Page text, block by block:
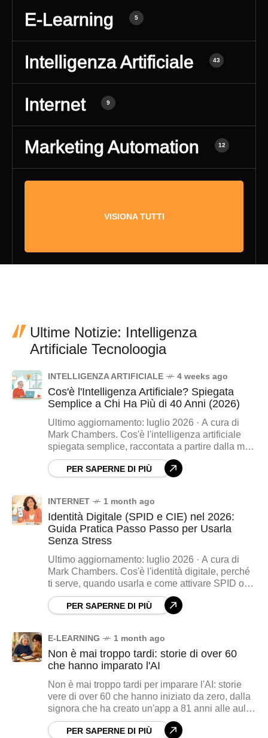
E-Learning 5
Intelligenza Artificiale 43
Internet 9
Marketing Automation 12
VISIONA TUTTI
Ultime Notizie: Intelligenza
Artificiale Tecnoloogia
INTELLIGENZA ARTIFICIALE 4 weeks ago
Cos'è l'Intelligenza Artificiale? Spiegata
Semplice a Chi Ha Più di 40 Anni (2026)
Ultimo aggiornamento: luglio 2026 · A cura di
Mark Chambers. Cos'è l'intelligenza artificiale
spiegata semplice, raccontata a partire dalla mia
prima esperienza con ChatGPT: dove la incontri
ogni giorno, come iniziare a usarla e cosa sa fare
PER SAPERNE DI PIÙ
INTERNET 1 month ago
Identità Digitale (SPID e CIE) nel 2026:
Guida Pratica Passo Passo per Usarla
Senza Stress
Ultimo aggiornamento: luglio 2026 · A cura di
Mark Chambers. Cos'è l'identità digitale, perché
ti serve, quando usarla e come attivare SPID o
CIE nel 2026. Guida pratica anche per chi ha
smarrito il PIN e deve recuperarlo senza stress.
PER SAPERNE DI PIÙ
E-LEARNING 1 month ago
Non è mai troppo tardi: storie di over 60
che hanno imparato l'AI
Non è mai troppo tardi per imparare l'AI: storie
vere di over 60 che hanno iniziato da zero, dalla
signora che ha creato un'app a 81 anni alle aule
italiane. Più 5 consigli pratici per cominciare
oggi.PER SAPERNE DI PIÙ